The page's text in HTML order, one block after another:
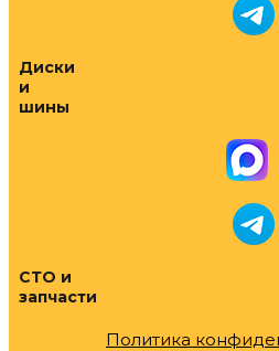
Диски
и
шины
СТО и
запчасти
Политика